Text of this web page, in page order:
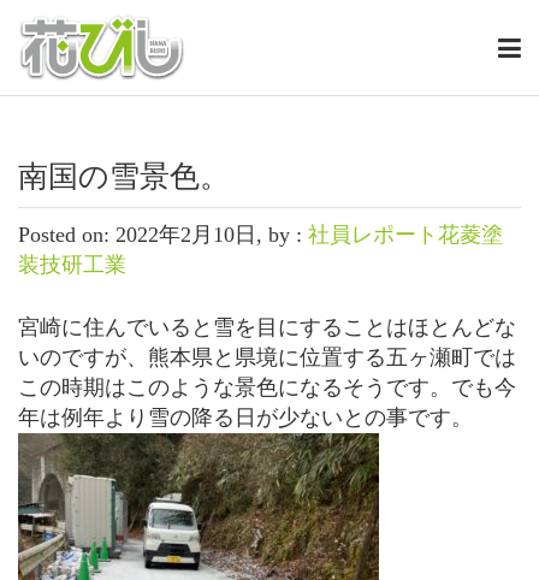
南国の雪景色。
Posted on: 2022年2月10日, by : 社員レポート花菱塗
装技研工業
宮崎に住んでいると雪を目にすることはほとんどな
いのですが、熊本県と県境に位置する五ヶ瀬町では
この時期はこのような景色になるそうです。でも今
年は例年より雪の降る日が少ないとの事です。